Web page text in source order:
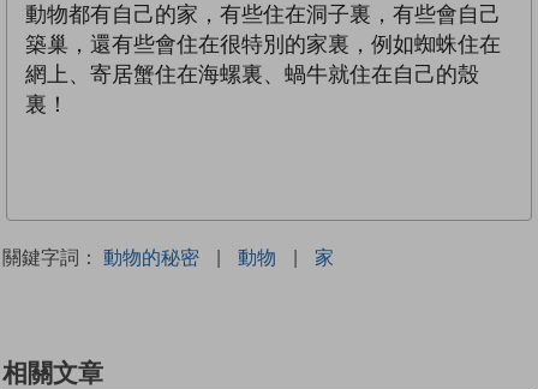
動物都有自己的家，有些住在洞子裏，有些會自己
築巢，還有些會住在很特別的家裏，例如蜘蛛住在
網上、寄居蟹住在海螺裏、蝸牛就住在自己的殼
裏！
關鍵字詞： 動物的秘密 | 動物 | 家
相關文章